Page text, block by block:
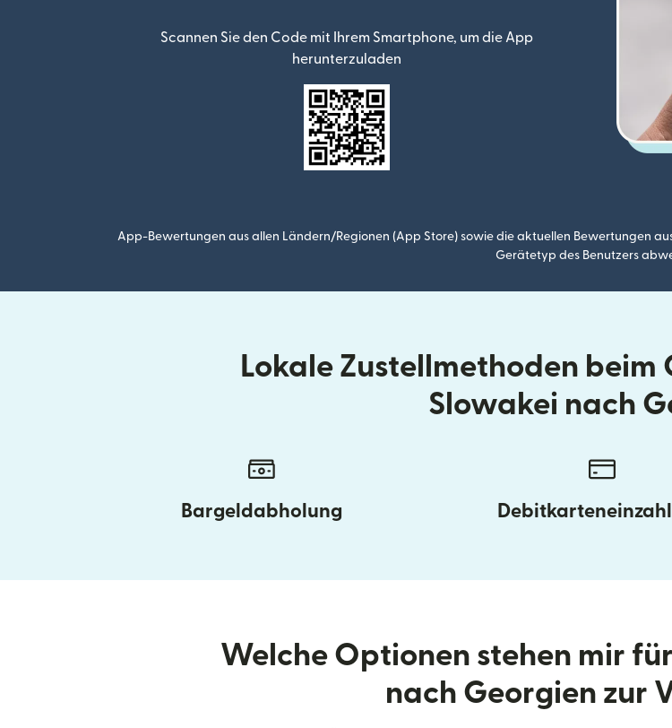
Scannen Sie den Code mit Ihrem Smartphone, um die App
herunterzuladen
App-Bewertungen aus allen Ländern/Regionen (App Store) sowie die aktuellen Bewertungen
Gerätetyp des Benutzers
Lokale Zustellmethoden
Slowakei nach
Bargeldabholung
Welche Optionen stehen mir
nach Georgien zur